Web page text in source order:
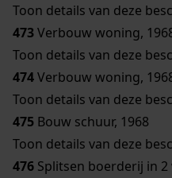
Toon details van deze
473Verbouw woning,
Toon details van deze
474Verbouw woning,
Toon details van deze
475 Bouw schuur, 1968
Toon details van deze
476 Splitsen boerderij in